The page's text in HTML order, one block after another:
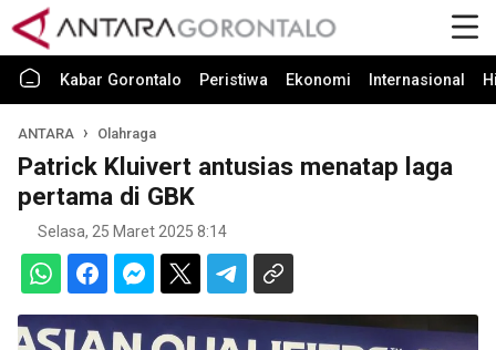
Kabar Gorontalo Peristiwa Ekonomi Internasional
ANTARA Olahraga
Patrick Kluivert antusias menatap laga
pertama di GBK
Selasa, 25 Maret 2025 8:14